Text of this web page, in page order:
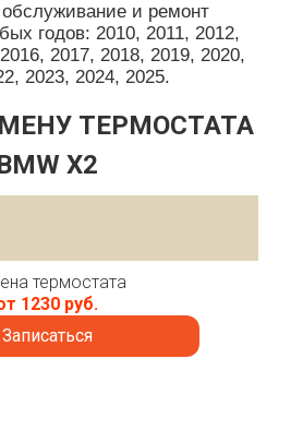
обслуживание и ремонт
годов: 2010, 2011, 2012,
2017, 2018, 2019, 2020,
2023, 2024, 2025.
ТЕРМОСТАТА
X2
термостата
1230 руб.
Записаться